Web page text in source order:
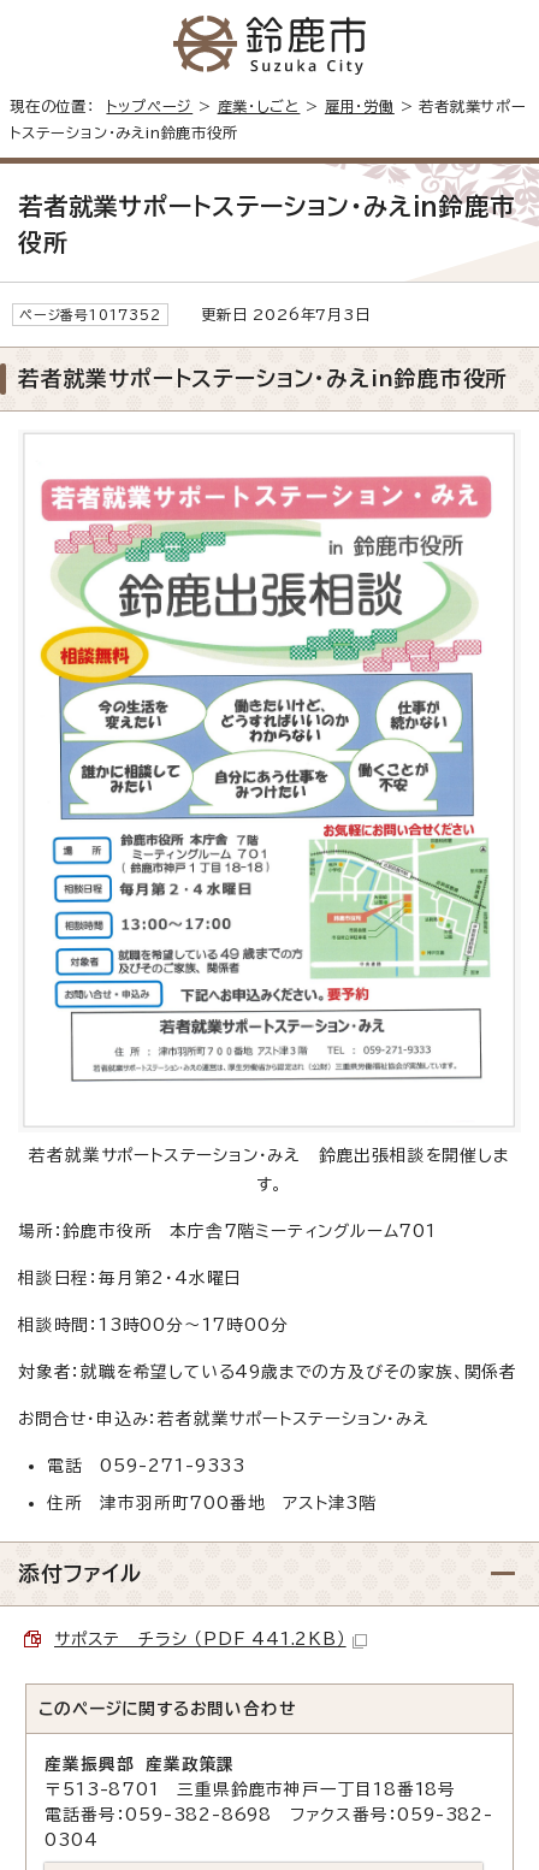
現在の位置： トップページ > 産業・しごと > 雇用・労働
> 若者就業サポー
トステーション・みえin鈴鹿市役所
若者就業サポートステーション・みえin鈴鹿市
役所
ページ番号1017352 更新日 2026年7月3日
若者就業サポートステーション・みえin鈴鹿市役所
若者就業サポートステーション・みえ 鈴鹿出張相談を開催しま
す。
場所：鈴鹿市役所 本庁舎7階ミーティングルーム701
相談日程：毎月第2・4水曜日
相談時間：13時00分～17時00分
対象者：就職を希望している49歳までの方及びその家族、関係者
お問合せ・申込み：若者就業サポートステーション・みえ
電話 059-271-9333
住所 津市羽所町700番地 アスト津3階
添付ファイル
サポステ チラシ （PDF 441.2KB）
このページに関する お問い合わせ
産業振興部 産業政策課
〒513-8701 三重県鈴鹿市神戸一丁目18番18号
電話番号：059-382-8698 ファクス番号：059-382-
0304